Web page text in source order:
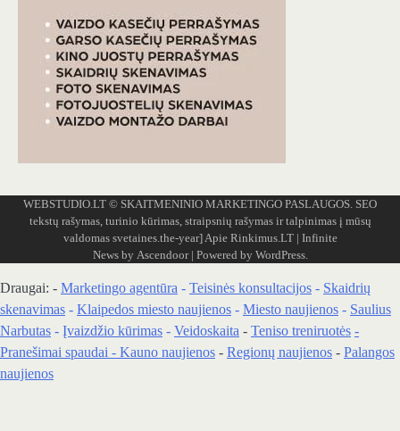
WEBSTUDIO.LT © SKAITMENINIO MARKETINGO PASLAUGOS. SEO
tekstų rašymas, turinio kūrimas, straipsnių rašymas ir talpinimas į mūsų
valdomas svetaines.the-year]Apie Rinkimus.LT| Infinite
News by Ascendoor| Powered by WordPress.
Draugai: - Marketingo agentūra - Teisinės konsultacijos - Skaidrių
skenavimas - Klaipedos miesto naujienos - Miesto naujienos - Saulius
Narbutas - Įvaizdžio kūrimas - Veidoskaita - Teniso treniruotės -
Pranešimai spaudai - Kauno naujienos - Regionų naujienos - Palangos
naujienos